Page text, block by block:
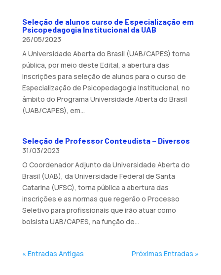
Seleção de alunos curso de Especialização em
Psicopedagogia Institucional da UAB
26/05/2023
A Universidade Aberta do Brasil (UAB/CAPES) torna
pública, por meio deste Edital, a abertura das
inscrições para seleção de alunos para o curso de
Especialização de Psicopedagogia Institucional, no
âmbito do Programa Universidade Aberta do Brasil
(UAB/CAPES), em...
Seleção de Professor Conteudista – Diversos
31/03/2023
O Coordenador Adjunto da Universidade Aberta do
Brasil (UAB), da Universidade Federal de Santa
Catarina (UFSC), torna pública a abertura das
inscrições e as normas que regerão o Processo
Seletivo para profissionais que irão atuar como
bolsista UAB/CAPES, na função de...
« Entradas Antigas Próximas Entradas »